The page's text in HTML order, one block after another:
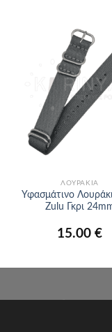
ΛΟΥΡΆΚΙΑ
Υφασμάτινο
Zulu Γκρι
15.00 €